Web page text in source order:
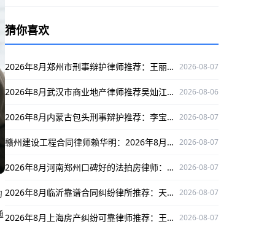
猜你喜欢
2026年8月郑州市刑事辩护律师推荐：王丽服务优质，为您解决刑事难题 2026-08-07
2026年8月武汉市商业地产律师推荐吴灿江，口碑出众，为商业地产纠纷保驾护航 2026-08-06
2026年8月内蒙古包头刑事辩护推荐：李宝荣，深耕多领域，办案严谨口碑出众 2026-08-07
赣州建设工程合同律师赖华明：2026年8月值得信赖，专注案件赢口碑护权益 2026-08-07
2026年8月河南郑州口碑好的法拍房律师：侯溪君值得信赖 2026-08-07
2026年8月临沂靠谱合同纠纷律所推荐：天津东方临沂合同纠纷律所，专长领域口碑出众 2026-08-07
2026年8月上海房产纠纷可靠律师推荐：王静律师专攻案件口碑出众 2026-08-07